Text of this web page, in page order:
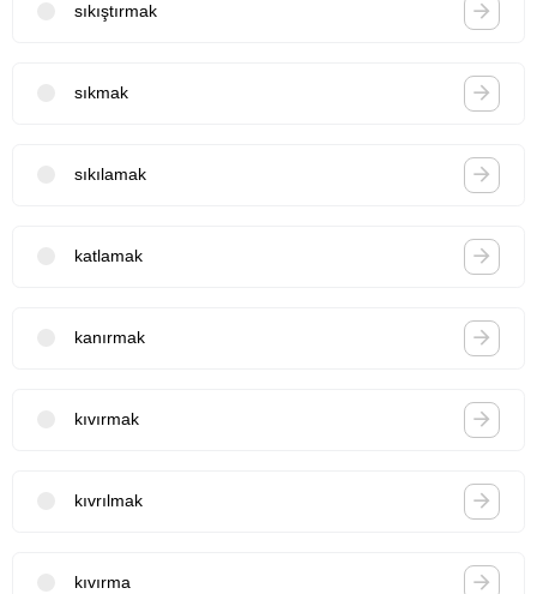
sıkıştırmak
sıkmak
sıkılamak
katlamak
kanırmak
kıvırmak
kıvrılmak
kıvırma